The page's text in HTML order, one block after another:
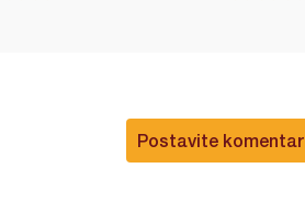
Postavite komentar